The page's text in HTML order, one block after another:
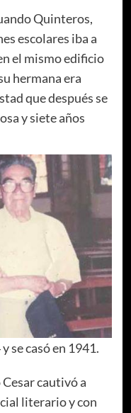
Quinteros,
escolares iba a
el mismo edificio
hermana era
que después se
y siete años
se casó en 1941.
cautivó a
literario y con